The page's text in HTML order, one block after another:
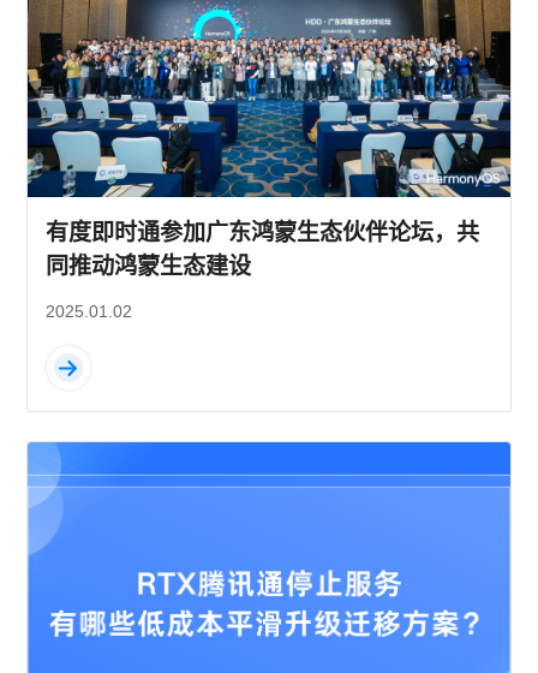
有度即时通参加广东鸿蒙生态伙伴论坛，共
同推动鸿蒙生态建设
2025.01.02